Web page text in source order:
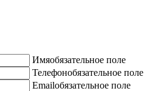
Имяобязательное поле
Телефонобязательное поле
Emailобязательное поле